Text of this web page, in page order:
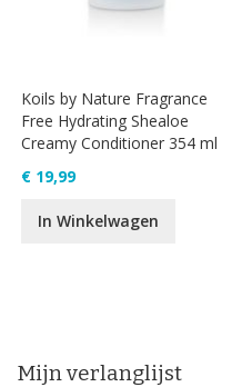
Koils by Nature Fragrance
Free Hydrating Shealoe
Creamy Conditioner 354 ml
€ 19,99
In Winkelwagen
Mijn verlanglijst